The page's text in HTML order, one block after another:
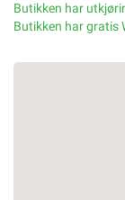
Butikken har
Butikken har gratis